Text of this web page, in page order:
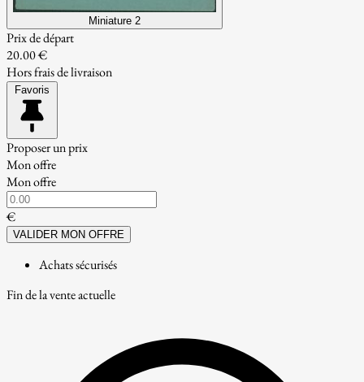
Miniature 2
Prix de départ
20.00 €
Hors frais de livraison
Favoris
Proposer un prix
Mon offre
Mon offre
€
VALIDER MON OFFRE
Achats sécurisés
Fin de la vente actuelle